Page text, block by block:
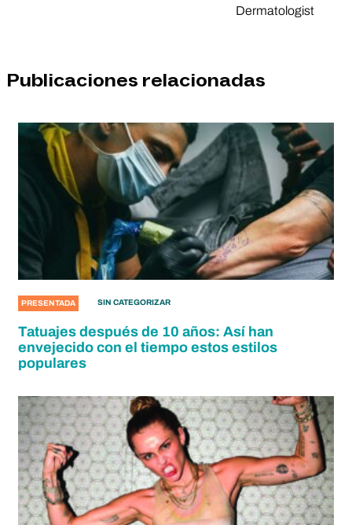
Dermatologist
Publicaciones relacionadas
PRESENTADA SIN CATEGORIZAR
Tatuajes después de 10 años: Así han
envejecido con el tiempo estos estilos
populares